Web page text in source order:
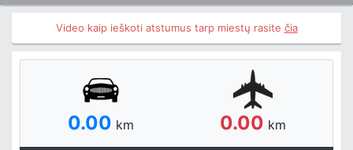
Video kaip ieškoti atstumus tarp miestų rasite čia
0.00 km 0.00 km